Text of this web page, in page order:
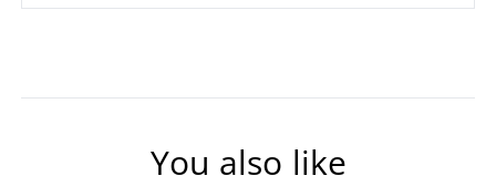
You also like